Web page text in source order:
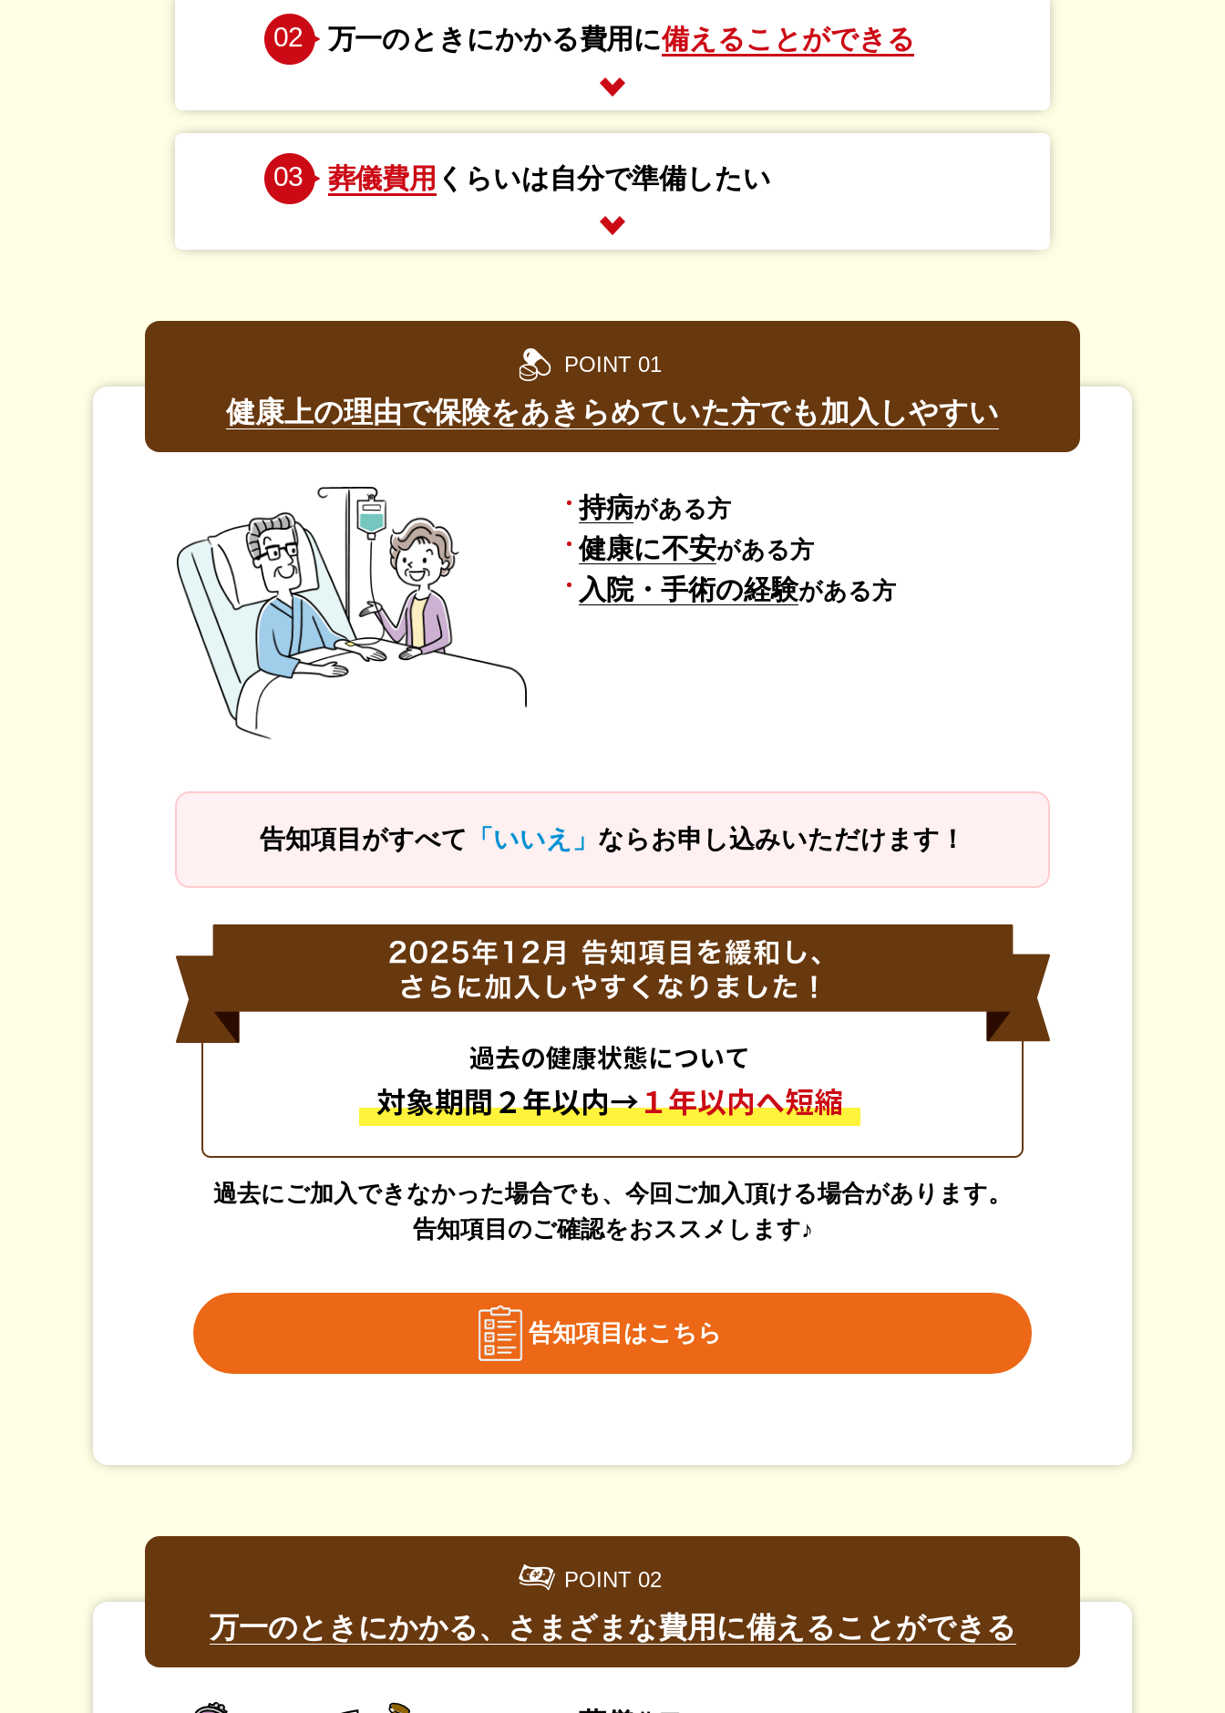
02 万一のときにかかる費用に備えることができる
03 葬儀費用 くらいは自分で準備したい
POINT 01
健康上の理由で保険をあきらめていた方でも加入しやすい
持病がある方
健康に不安がある方
入院・手術の経験がある方
告知項目がすべて 「いいえ」 ならお申し込みいただけます！
過去にご加入できなかった場合でも、 今回ご加入頂ける場合があります。
告知項目のご確認をおススメします♪
告知項目はこちら
POINT 02
万一のときにかかる、 さまざまな費用に備えることができる